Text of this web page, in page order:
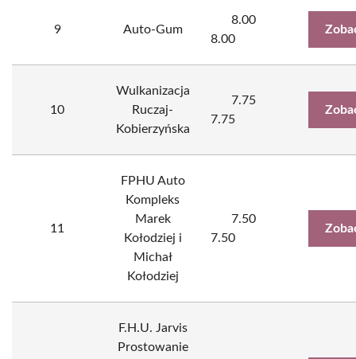
9 Auto-Gum
8.00
8.00
10
Wulkanizacja
Ruczaj-
Kobierzyńska
7.75
7.75
11
FPHU Auto
Kompleks
Marek
Kołodziej i
Michał
Kołodziej
7.50
7.50
F.H.U. Jarvis
Prostowanie